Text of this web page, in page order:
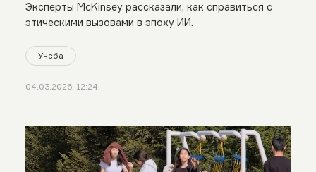
Эксперты McKinsey рассказали, как справиться с
этическими вызовами в эпоху ИИ.
Учеба
04.03.2026, 12:24